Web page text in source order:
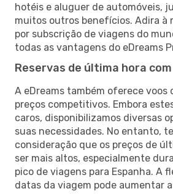
hotéis e aluguer de automóveis,
muitos outros benefícios. Adira à
por subscrição de viagens do
todas as vantagens do eDreams
Reservas de última hora
A eDreams também oferece voos
preços competitivos. Embora
caros, disponibilizamos diversas
suas necessidades. No entanto,
consideração que os preços de
ser mais altos, especialmente
pico de viagens para Espanha. A
datas da viagem pode aumentar